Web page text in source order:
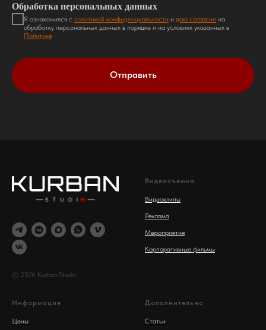
Обработка персональных данных
Я ознакомился с политикой конфиденциальности и даю согласие на
обработку персональных данных в порядке и на условиях указанных в
Политике
Отправить
© 2026 Kurban.Studio
Видеосъемка
Видеоклипы
Реклама
Мероприятия
Корпоративные фильмы
Информация
Цены
Дополнительно
Статьи